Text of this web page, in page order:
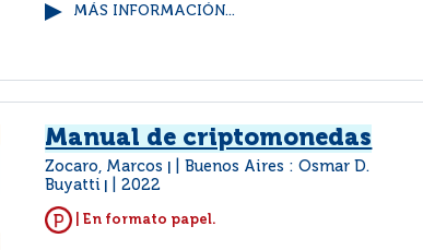
MÁS INFORMACIÓN...
Manual de criptomonedas
Zocaro, Marcos
Buenos Aires : Osmar D.
Buyatti
2022
| En formato papel.